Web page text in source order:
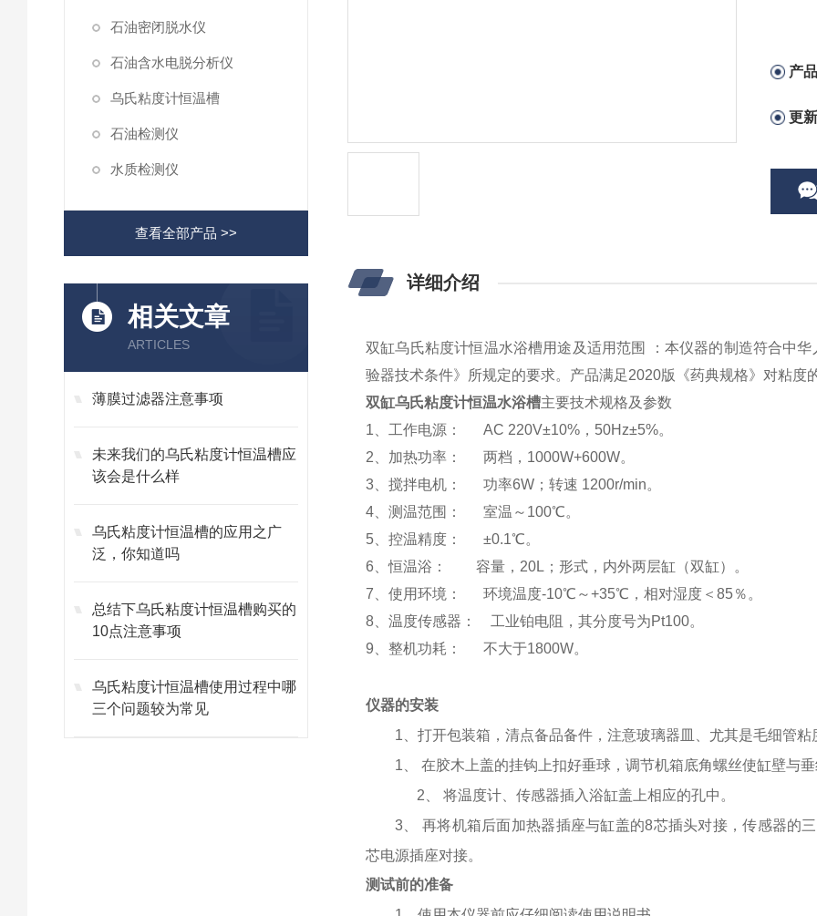
石油密闭脱水仪
石油含水电脱分析仪
乌氏粘度计恒温槽
石油检测仪
水质检测仪
查看全部产品 >>
相关文章
ARTICLES
薄膜过滤器注意事项
未来我们的乌氏粘度计恒温槽应
该会是什么样
乌氏粘度计恒温槽的应用之广
泛，你知道吗
总结下乌氏粘度计恒温槽购买的
10点注意事项
乌氏粘度计恒温槽使用过程中哪
三个问题较为常见
产
更
详细介绍
双缸乌氏粘度计恒温水浴槽用途及适用范围 ：本仪器的制造符合中
验器技术条件》所规定的要求。产品满足2020版《药典规格》对粘度
双缸乌氏粘度计恒温水浴槽主要技术规格及参数
1、工作电源： AC 220V±10%，50Hz±5%。
2、加热功率： 两档，1000W+600W。
3、搅拌电机： 功率6W；转速 1200r/min。
4、测温范围： 室温～100℃。
5、控温精度： ±0.1℃。
6、恒温浴： 容量，20L；形式，内外两层缸（双缸）。
7、使用环境： 环境温度-10℃～+35℃，相对湿度＜85％。
8、温度传感器： 工业铂电阻，其分度号为Pt100。
9、整机功耗： 不大于1800W。
仪器的安装
1、打开包装箱，清点备品备件，注意玻璃器皿、尤其是毛细管
1、在胶木上盖的挂钩上扣好垂球，调节机箱底角螺丝使缸壁与
2、将温度计、传感器插入浴缸盖上相应的孔中。
3、 再将机箱后面加热器插座与缸盖的8芯插头对接，传感器的
芯电源插座对接。
测试前的准备